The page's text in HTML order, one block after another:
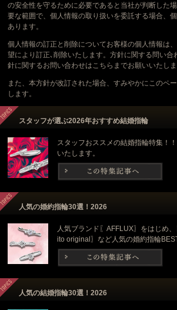
お問い合わせ
ご来店予約
の安全性を守るために必要であると当社が判断した
要な範囲で、個人情報の取り扱いを委託する場合、
あります。
個人情報の訂正と削除についてお客様の個人情報は
望により訂正､削除いたします。方針に関する問い合
針に関するお問い合わせはこちらまでお願いいたしま
また、本方針が改訂された場合、すみやかにこのペ
します。
スタッフが選ぶ2026年おすすめ結婚指輪
スタッフおススメの結婚指輪特集！
いたします。
人気の婚約指輪30選！2026
人気ブランド〖AFFLUX〗をはじめ
ito original〗など人気の婚約指輪
人気の結婚指輪30選！2026